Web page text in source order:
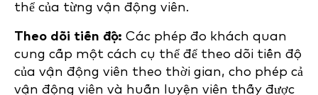
thể của từng vận động viên.
Theo dõi tiến độ: Các phép đo khách quan
cung cấp một cách cụ thể để theo dõi tiến độ
của vận động viên theo thời gian, cho phép cả
vận động viên và huấn luyện viên thấy được